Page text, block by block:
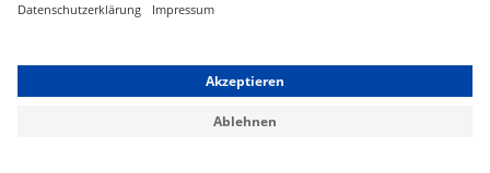
Allgemeine Geschäftsbedingungen
Barrierefreiheit
Widerrufsbelehrung Impressum